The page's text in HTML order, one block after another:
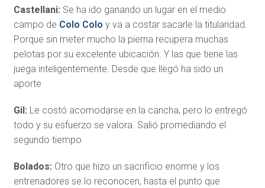
Castellani: Se ha ido ganando un lugar en el medio
campo de Colo Colo y va a costar sacarle la titularidad.
Porque sin meter mucho la pierna recupera muchas
pelotas por su excelente ubicación. Y las que tiene las
juega inteligentemente. Desde que llegó ha sido un
aporte
Gil: Le costó acomodarse en la cancha, pero lo entregó
todo y su esfuerzo se valora. Salió promediando el
segundo tiempo
Bolados: Otro que hizo un sacrificio enorme y los
entrenadores se lo reconocen, hasta el punto que